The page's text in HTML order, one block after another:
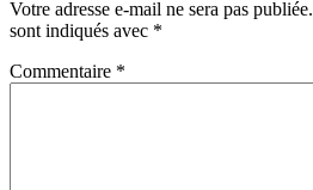
Votre adresse e-mail ne sera pas publiée.
sont indiqués avec *
Commentaire *